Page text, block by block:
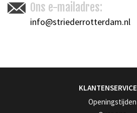
Ons e-mailadres:
info@striederrotterdam.nl
KLANTENSERVICE
Openingstijden